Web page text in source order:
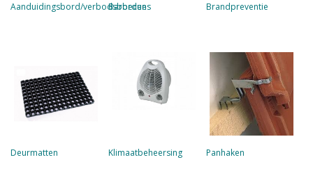
Aanduidingsbord/verbodsborden
Barbecues Brandpreventie
Deurmatten Klimaatbeheersing Panhaken